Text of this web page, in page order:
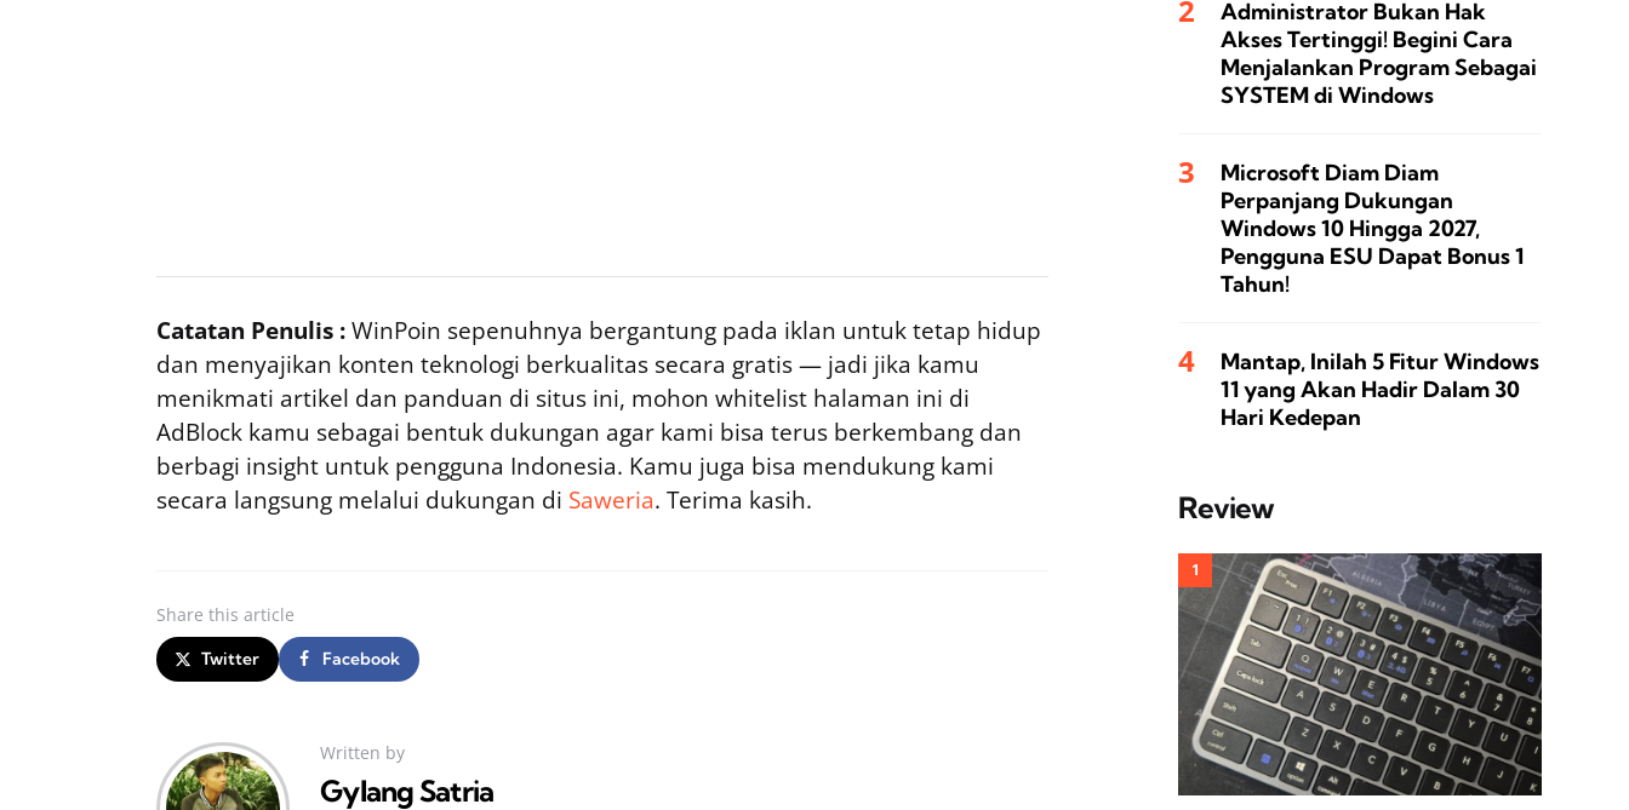
Catatan Penulis :WinPoin sepenuhnya bergantung pada iklan untuk tetap hidup
dan menyajikan konten teknologi berkualitas secara gratis — jadi jika kamu
menikmati artikel dan panduan di situs ini, mohon whitelist halaman ini di
AdBlock kamu sebagai bentuk dukungan agar kami bisa terus berkembang dan
berbagi insight untuk pengguna Indonesia. Kamu juga bisa mendukung kami
secara langsung melalui dukungan di Saweria. Terima kasih.
Share this article
Twitter Facebook
Written by
Gylang Satria
Administrator Bukan Hak
Akses Tertinggi! Begini Cara
Menjalankan Program Sebagai
SYSTEM di Windows
Microsoft Diam Diam
Perpanjang Dukungan
Windows 10 Hingga 2027,
Pengguna ESU Dapat Bonus 1
Tahun!
Mantap, Inilah 5 Fitur Windows
11 yang Akan Hadir Dalam 30
Hari Kedepan
Review